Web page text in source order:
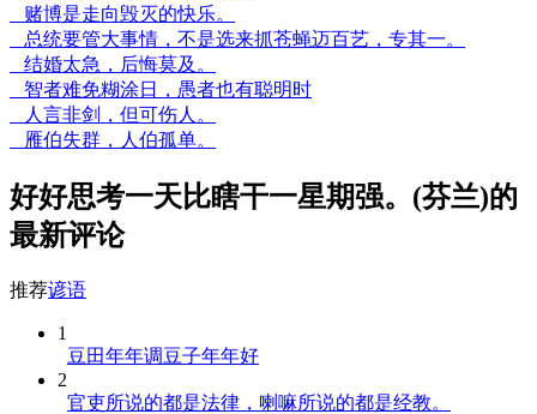
赌博是走向毁灭的快乐。
总统要管大事情，不是选来抓苍蝇迈百艺，专其一。
结婚太急，后悔莫及。
智者难免糊涂日，愚者也有聪明时
人言非剑，但可伤人。
雁伯失群，人伯孤单。
好好思考一天比瞎干一星期强。(芬兰)的
最新评论
推荐谚语
1
豆田年年调豆子年年好
2
官吏所说的都是法律，喇嘛所说的都是经教。